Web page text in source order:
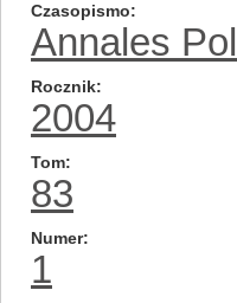
Czasopismo
Annales
Rocznik
2004
Tom
83
Numer
1